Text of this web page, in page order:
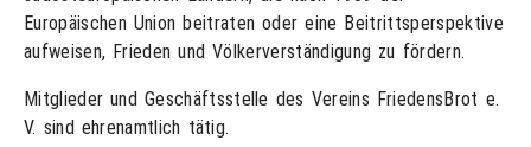
Europäischen Union beitraten oder eine Beitrittsperspektive
aufweisen, Frieden und Völkerverständigung zu fördern.
Mitglieder und Geschäftsstelle des Vereins FriedensBrot e.
V. sind ehrenamtlich tätig.